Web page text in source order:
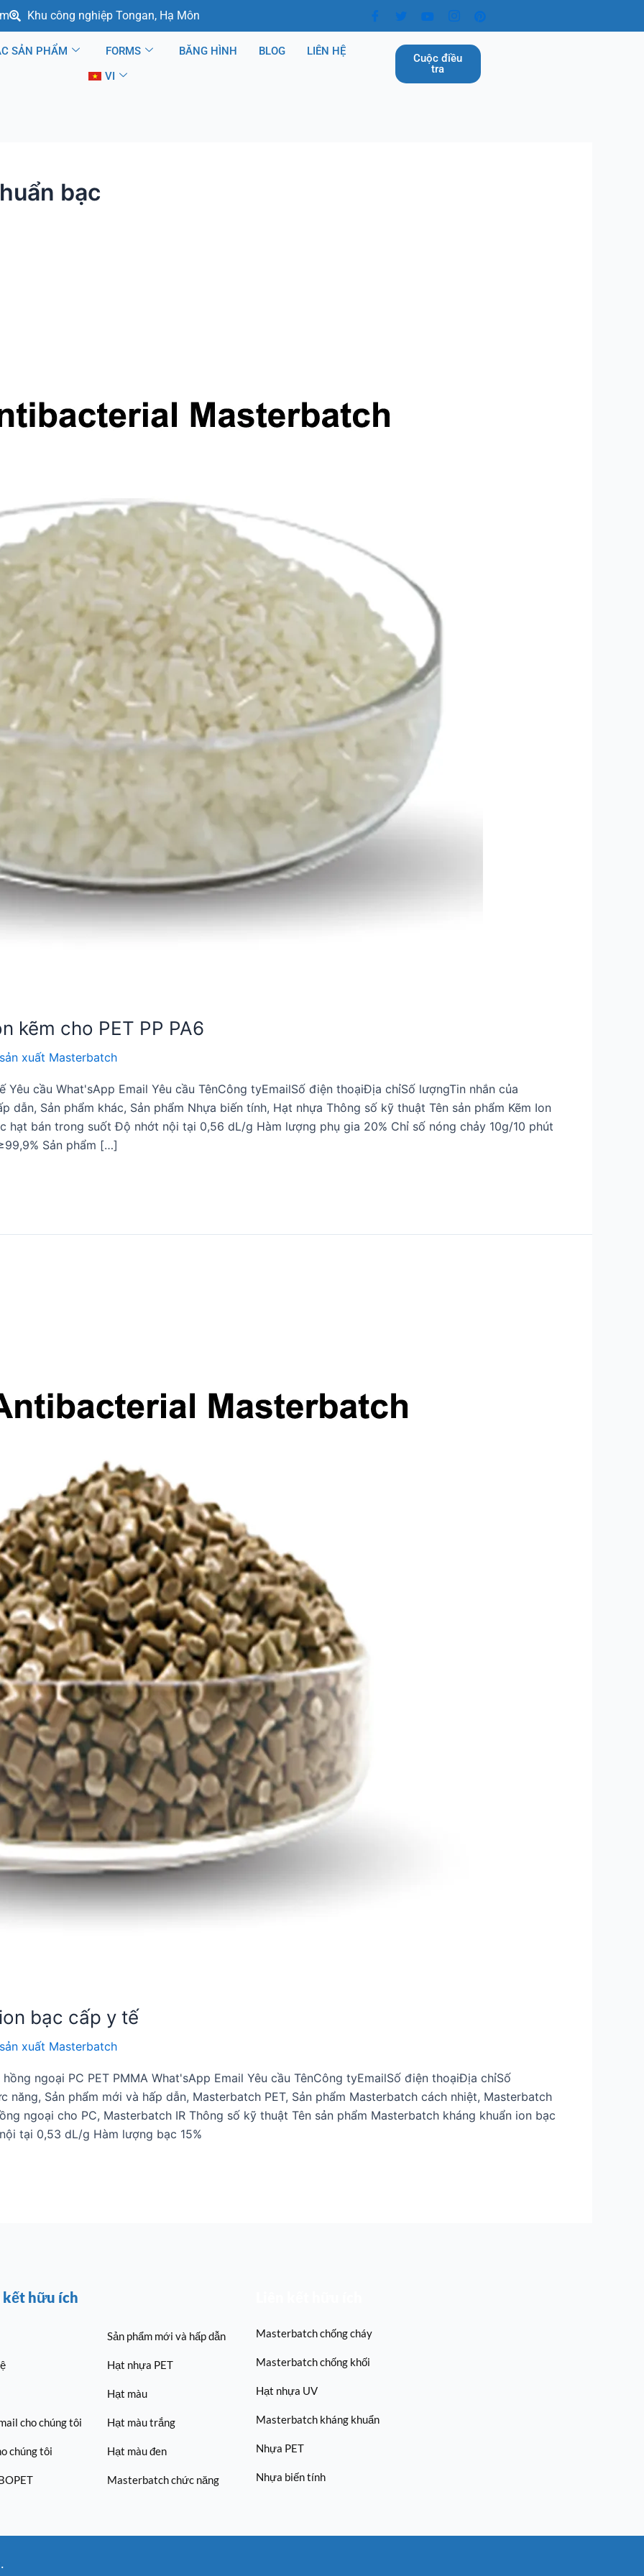
Khu công nghiệp Tongan, Hạ Môn
SẢN PHẨM FORMS BĂNG HÌNH BLOG
LIÊN HỆ
VI
Cuộc điều
tra
bạc
kẽm cho PET PP PA6
xuất Masterbatch
cầu What'sApp Email Yêu cầu TênCông tyEmailSố điện thoạiĐịa chỉSố lượngTin nhắn của
dẫn, Sản phẩm khác, Sản phẩm Nhựa biến tính, Hạt nhựa Thông số kỹ thuật Tên sản phẩm Kẽm Ion
hạt bán trong suốt Độ nhớt nội tại 0,56 dL/g Hàm lượng phụ gia 20% Chỉ số nóng chảy 10g/10 phút
Sản phẩm […]
bạc cấp y tế
xuất Masterbatch
ngoại PC PET PMMA What'sApp Email Yêu cầu TênCông tyEmailSố điện thoạiĐịa chỉSố
năng, Sản phẩm mới và hấp dẫn, Masterbatch PET, Sản phẩm Masterbatch cách nhiệt, Masterbatch
ngoại cho PC, Masterbatch IR Thông số kỹ thuật Tên sản phẩm Masterbatch kháng khuẩn ion bạc
tại 0,53 dL/g Hàm lượng bạc 15%
kết hữu ích
cho chúng tôi
chúng tôi
Sản phẩm mới và hấp dẫn
Hạt nhựa PET
Hạt màu
Hạt màu trắng
Hạt màu đen
Masterbatch chức năng
Masterbatch chống cháy
Masterbatch chống khối
Hạt nhựa UV
Masterbatch kháng khuẩn
Nhựa PET
Nhựa biến tính